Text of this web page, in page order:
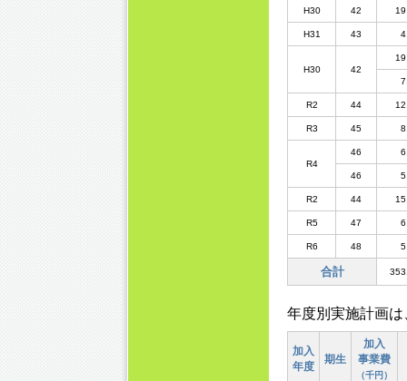
H30 42
H31 43
H30 42
R2 44
R3 45
R4
46
46
R2 44
R5 47
R6 48
合計
年度別実施計画
加入
年度
期生
加入
事業費
（千円）